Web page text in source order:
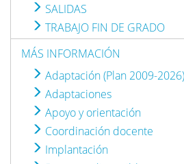
SALIDAS
TRABAJO FIN DE GRADO
MÁS INFORMACIÓN
Adaptación (Plan 2009-2026)
Adaptaciones
Apoyo y orientación
Coordinación docente
Implantación